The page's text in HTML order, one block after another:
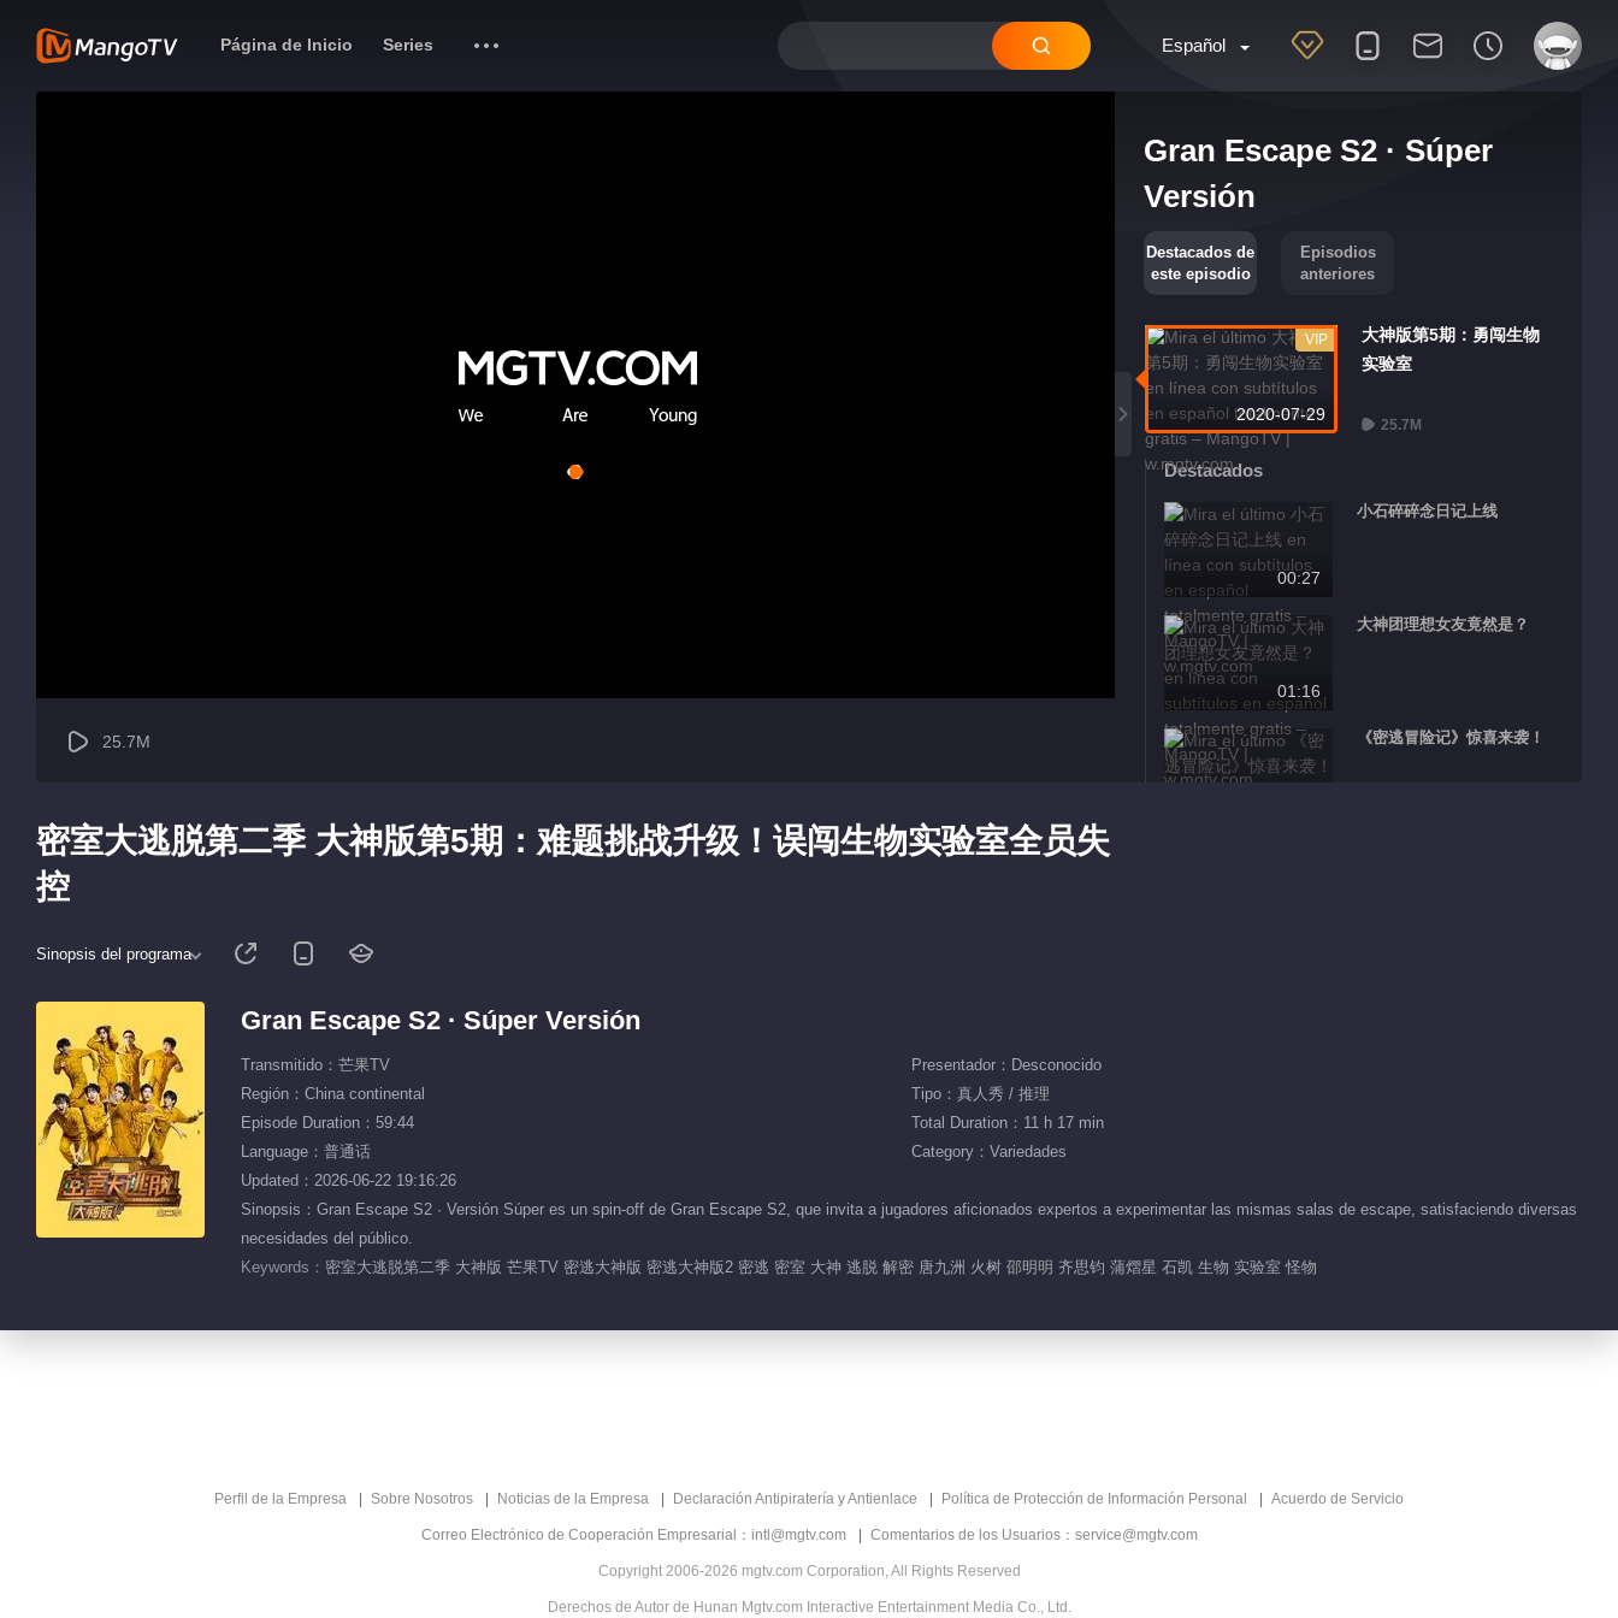
Español
Página de Inicio Series
Gran Escape S2 · Súper
Versión
Destacados de
este episodio
Episodios
anteriores
2020-07-29
VIP
大神版第5期：勇闯生物
实验室
25.7M
Destacados
00:27
小石碎碎念日记上线
01:16
大神团理想女友竟然是？
《密逃冒险记》惊喜来袭！
25.7M
密室大逃脱第二季 大神版第5期：难题挑战升级！误闯生物实验室全员失
控
Sinopsis del programa
Gran Escape S2 · Súper Versión
Transmitido：芒果TV
Presentador：Desconocido
Región：China continental
Tipo：真人秀 / 推理
Episode Duration：59:44
Total Duration：11 h 17 min
Language：普通话
Category：Variedades
Updated：2026-06-22 19:16:26
Sinopsis：Gran Escape S2 · Versión Súper es un spin-off de Gran Escape S2, que invita a jugadores aficionados expertos a experimentar las mismas salas de escape, satisfaciendo diversas
necesidades del público.
Keywords： 密室大逃脱第二季 大神版 芒果TV 密逃大神版 密逃大神版2 密逃 密室 大神 逃脱 解密 唐九洲 火树 邵明明 齐思钧 蒲熠星 石凯 生物 实验室 怪物
Perfil de la Empresa Sobre Nosotros Noticias de la Empresa Declaración Antipiratería y Antienlace Política de Protección de Información Personal Acuerdo de Servicio
Correo Electrónico de Cooperación Empresarial：intl@mgtv.com Comentarios de los Usuarios：service@mgtv.com
Copyright 2006-2026 mgtv.com Corporation, All Rights Reserved
Derechos de Autor de Hunan Mgtv.com Interactive Entertainment Media Co., Ltd.